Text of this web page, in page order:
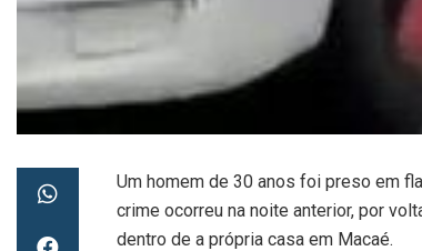
Um homem de 30 anos foi preso em
crime ocorreu na noite anterior, por
dentro de a própria casa em Macaé.